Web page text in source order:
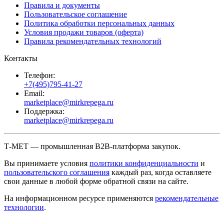
Правила и документы
Пользовательское соглашение
Политика обработки персональных данных
Условия продажи товаров (оферта)
Правила рекомендательных технологий
Контакты
Телефон:
+7(495)795-41-27
Email:
marketplace@mirkrepega.ru
Поддержка:
marketplace@mirkrepega.ru
Т-МЕТ — промышленная B2B-платформа закупок.
Вы принимаете условия политики конфиденциальности и
пользовательского соглашения каждый раз, когда оставляете
свои данные в любой форме обратной связи на сайте.
На информационном ресурсе применяются рекомендательные
технологии.